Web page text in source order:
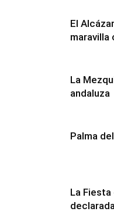
El
maravilla
La
andaluza
Palma
La